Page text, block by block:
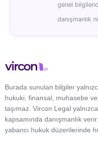
genel
danışmanlık
Burada sunulan bilgiler
hukuki, finansal, muhasebe
taşımaz. Vircon Legal
kapsamında danışmanlık
yabancı hukuk düzenlerinde